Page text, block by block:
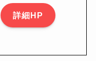
詳細HP